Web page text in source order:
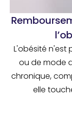
L'obésité n'est
ou de mode
chronique,
elle